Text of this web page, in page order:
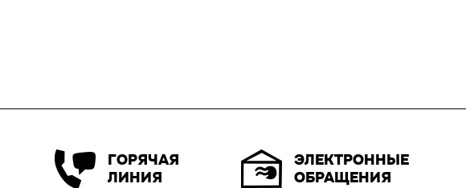
ГОРЯЧАЯ
ЛИНИЯ
ЭЛЕКТРОННЫЕ
ОБРАЩЕНИЯ